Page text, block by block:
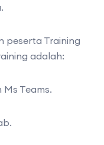
peserta Training
adalah:
Teams.